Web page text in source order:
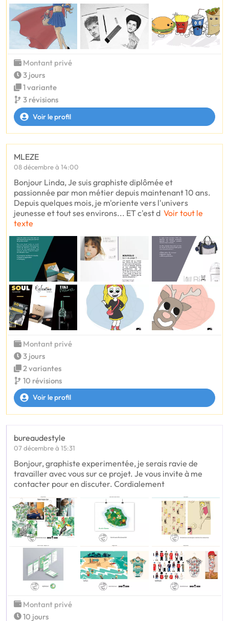
Montant privé
3 jours
1 variante
3 révisions
Voir le profil
MLEZE
08 décembre à 14:00
Bonjour Linda, Je suis graphiste diplômée et
passionnée par mon métier depuis maintenant 10 ans.
Depuis quelques mois, je m'oriente vers l'univers
jeunesse et tout ses environs... ET c'est d Voir tout le
texte
Montant privé
3 jours
2 variantes
10 révisions
Voir le profil
bureaudestyle
07 décembre à 15:31
Bonjour, graphiste experimentée, je serais ravie de
travailler avec vous sur ce projet. Je vous invite à me
contacter pour en discuter. Cordialement
Montant privé
10 jours